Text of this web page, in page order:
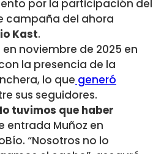
por la participación del
campaña del ahora
Kast.
noviembre de 2025 en
la presencia de la
lo que generó
sus seguidores.
tuvimos que haber
entrada Muñoz en
“Nosotros no lo